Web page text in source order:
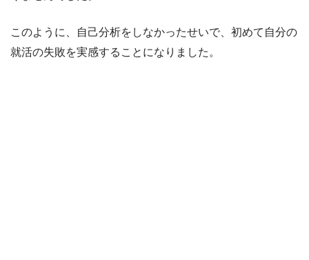
このように、自己分析をしなかったせいで、初めて自分の
就活の失敗を実感することになりました。